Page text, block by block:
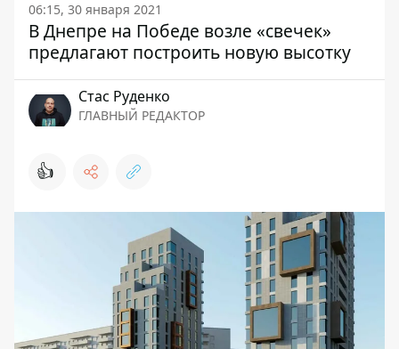
06:15, 30 января 2021
В Днепре на Победе возле «свечек»
предлагают построить новую высотку
Стаc Руденко
ГЛАВНЫЙ РЕДАКТОР
👍